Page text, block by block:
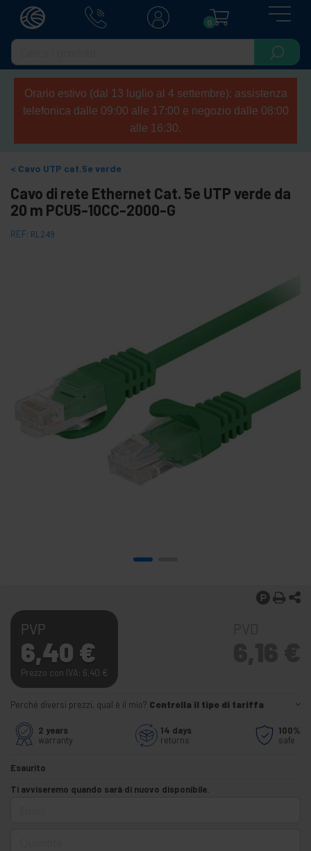
0
Orario estivo (dal 13 luglio al 4 settembre): assistenza
telefonica dalle 09:00 alle 17:00 e negozio dalle 08:00
alle 16:30.
Cavo UTP cat.5e verde
Cavo di rete Ethernet Cat. 5e UTP verde da
20 m PCU5-10CC-2000-G
REF: RL249
PVP
6,40 €
Prezzo con IVA: 6,40 €
Perché diversi prezzi, qual è il mio? Controlla il tipo di tariffa
2 years
warranty
14 days
returns
100%
safe
Esaurito
Ti avviseremo quando sarà di nuovo disponibile.